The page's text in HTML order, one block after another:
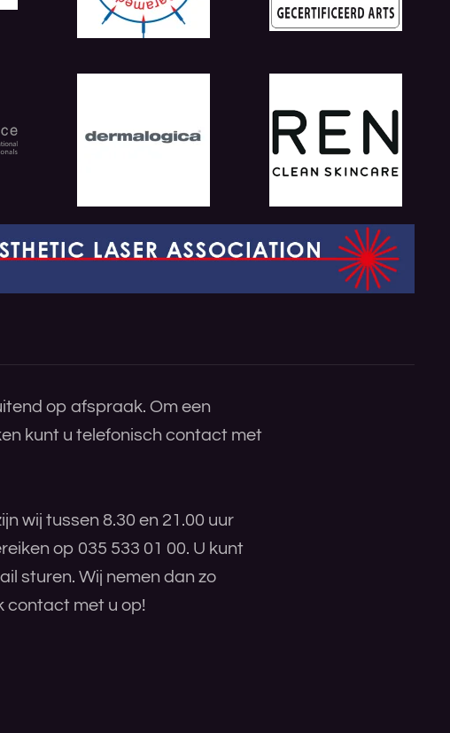
op afspraak. Om een
kunt u telefonisch contact met
wij tussen 8.30 en 21.00 uur
op 035 533 01 00. U kunt
sturen. Wij nemen dan zo
contact met u op!